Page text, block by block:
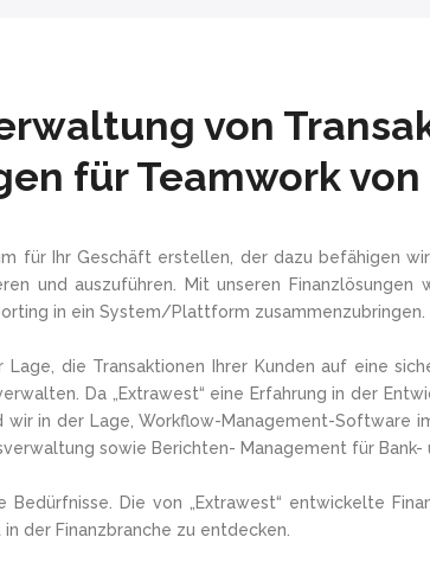
von
für Teamwork
für Ihr Geschäft erstellen, der dazu befähigen
und auszuführen. Mit unseren
in ein System/Plattform zusammenzubringen.
die Transaktionen Ihrer Kunden auf eine
Da „Extrawest“ eine Erfahrung in der
in der Lage, Workflow-Management-Software
sowie Berichten- Management für Bank-
Bedürfnisse. Die von „Extrawest“ entwickelte
der Finanzbranche zu entdecken.